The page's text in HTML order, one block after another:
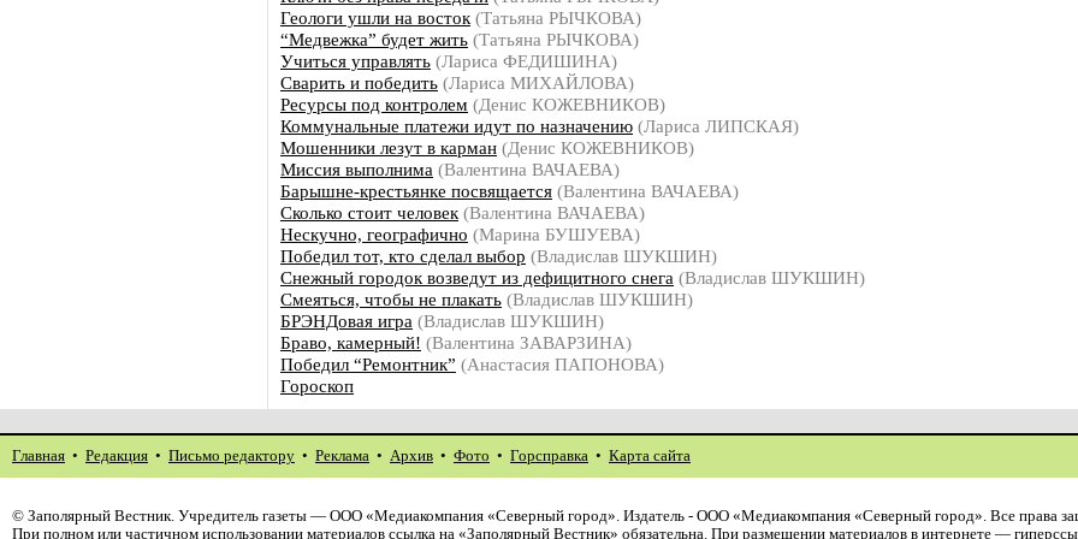
Геологи ушли на восток (Татьяна РЫЧКОВА)
“Медвежка” будет жить (Татьяна РЫЧКОВА)
Учиться управлять (Лариса ФЕДИШИНА)
Сварить и победить (Лариса МИХАЙЛОВА)
Ресурсы под контролем (Денис КОЖЕВНИКОВ)
Коммунальные платежи идут по назначению (Лариса ЛИПСКАЯ)
Мошенники лезут в карман (Денис КОЖЕВНИКОВ)
Миссия выполнима (Валентина ВАЧАЕВА)
Барышне-крестьянке посвящается (Валентина ВАЧАЕВА)
Сколько стоит человек (Валентина ВАЧАЕВА)
Нескучно, географично (Марина БУШУЕВА)
Победил тот, кто сделал выбор (Владислав ШУКШИН)
Снежный городок возведут из дефицитного снега (Владислав ШУКШИН)
Смеяться, чтобы не плакать (Владислав ШУКШИН)
БРЭНДовая игра (Владислав ШУКШИН)
Браво, камерный! (Валентина ЗАВАРЗИНА)
Победил “Ремонтник” (Анастасия ПАПОНОВА)
Гороскоп
Главная • Редакция • Письмо редактору • Реклама • Архив • Фото • Горсправка • Карта сайта
© Заполярный Вестник. Учредитель газеты — ООО «Медиакомпания «Северный город». Издатель - ООО «Медиакомпания «Северный город». Все права
При полном или частичном использовании материалов ссылка на «Заполярный Вестник» обязательна. При размещении материалов в интернете —